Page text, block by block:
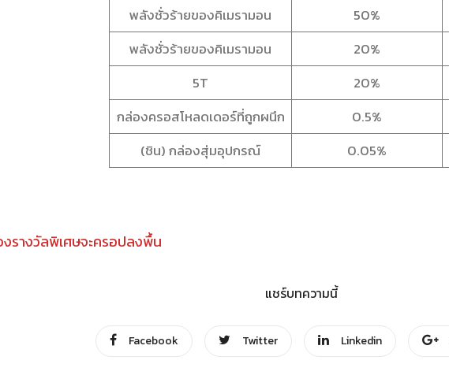
พลังชั่วร้ายของคิเมรามอน
50%
พลังชั่วร้ายของคิเมรามอน
20%
5T
20%
กล่องครอสโหลดเดอร์ที่ถูกผนึก
0.5%
(ชิน) กล่องสุ่มอุปกรณ์
0.05%
งรางวัลพิเศษจะครอปลงพื้น
แชร์บทความนี้
Facebook Twitter Linkedin